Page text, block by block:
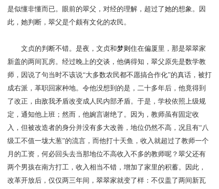
是似懂非懂而已。眼前的翠父，对经的理解，超过了她的想象。因
此，她判断，翠父是个颇有文化的农民。
文贞的判断不错。是夜，文贞和梦则住在偏厦里，那是翠翠家
新盖的两间瓦房。经过晚上的交谈，他俩得知，翠父原先是数学教
师，因说了句当时不该说“大多数农民都不愿搞合作化”的真话，被打
成右派，革职回家种地。令他没想到的是，二十多年后，他竟得到
了改正，由敌我矛盾改变成人民内部矛盾。于是，学校依照上级规
定，通知他上班；然而，他婉言谢绝了。因为，教师虽有固定收
入，但被改造者的身分并没有多大改善，地位仍然不高，况且有“八
级工不值一垅大葱”的流言，而他打十天鱼，收入就超过了教师一个
月的工资，何必回头去当那地位不高收入不多的教师呢？翠父还有
两个男孩在南方打工，收入相当不错，增加了家里的积蓄。因此，
改革开放后，仅仅两三年间，翠翠家就变了样：不仅盖了两间新瓦